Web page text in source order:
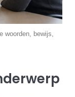
woorden, bewijs,